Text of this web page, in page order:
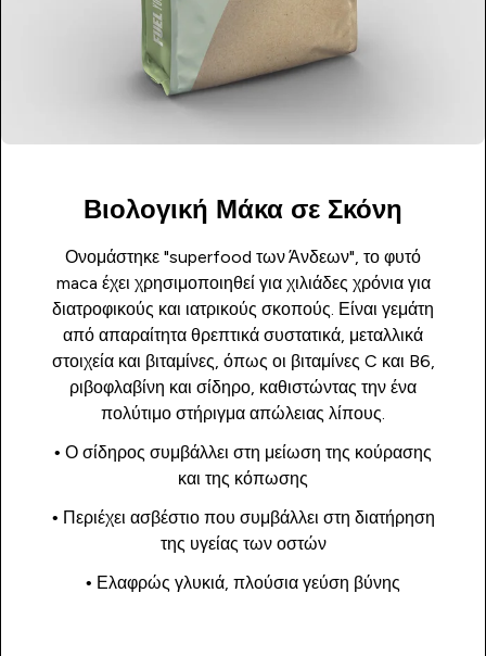
Βιολογική Μάκα σε Σκόνη
Ονομάστηκε "superfood των Άνδεων", το φυτό
maca έχει χρησιμοποιηθεί για χιλιάδες χρόνια για
διατροφικούς και ιατρικούς σκοπούς. Είναι γεμάτη
από απαραίτητα θρεπτικά συστατικά, μεταλλικά
στοιχεία και βιταμίνες, όπως οι βιταμίνες C και B6,
ριβοφλαβίνη και σίδηρο, καθιστώντας την ένα
πολύτιμο στήριγμα απώλειας λίπους.
• Ο σίδηρος συμβάλλει στη μείωση της κούρασης
και της κόπωσης
• Περιέχει ασβέστιο που συμβάλλει στη διατήρηση
της υγείας των οστών
• Ελαφρώς γλυκιά, πλούσια γεύση βύνης